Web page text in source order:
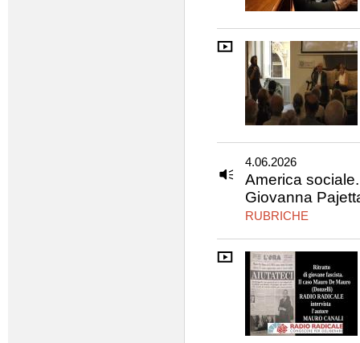
4.06.2026
America
Giovanna
RUBRICHE